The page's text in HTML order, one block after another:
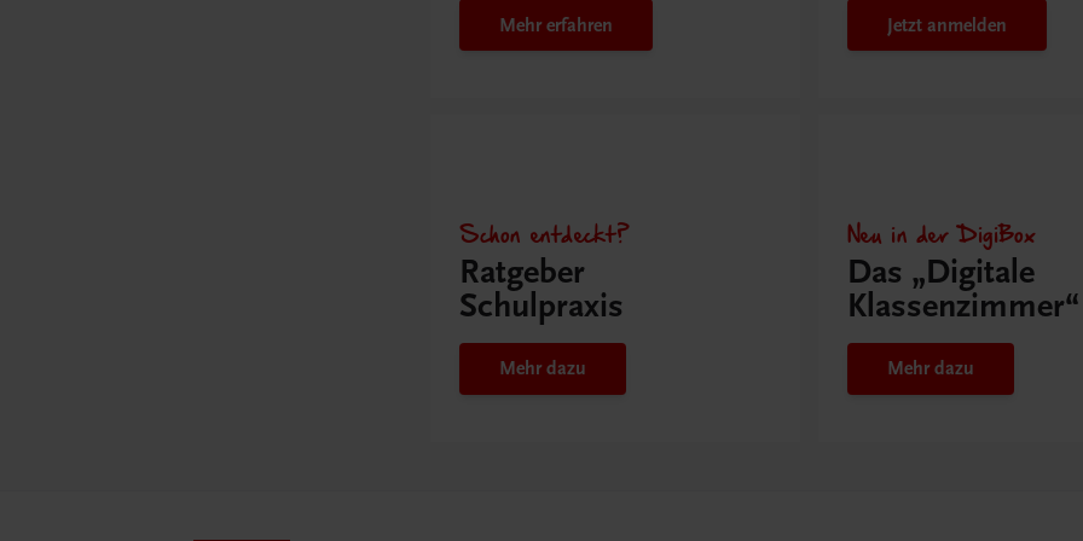
Mehr erfahren Jetzt anmelden
Schon entdeckt?
Ratgeber
Schulpraxis
Mehr dazu
Neu in der DigiBox
Das „Digitale
Klassenzimmer“
Mehr dazu